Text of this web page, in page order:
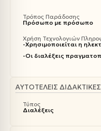
Τρόπος Παράδοσης
Πρόσωπο με πρόσωπο
Χρήση Τεχνολογιών
-Χρησιμοποιείται η
-Οι διαλέξεις
ΑΥΤΟΤΕΛΕΊΣ
Τύπος
Διαλέξεις